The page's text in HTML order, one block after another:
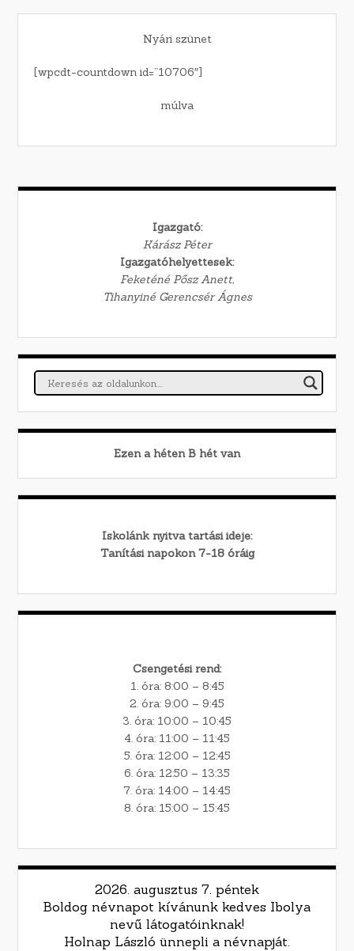
Nyári szünet
[wpcdt-countdown id=”10706″]
múlva
Igazgató:
Kárász Péter
Igazgatóhelyettesek:
Feketéné Pősz Anett,
Tihanyiné Gerencsér Ágnes
Ezen a héten B hét van
Iskolánk nyitva tartási ideje:
Tanítási napokon 7-18 óráig
Csengetési rend:
1. óra: 8:00 – 8:45
2. óra: 9:00 – 9:45
3. óra: 10:00 – 10:45
4. óra: 11:00 – 11:45
5. óra: 12:00 – 12:45
6. óra: 12:50 – 13:35
7. óra: 14:00 – 14:45
8. óra: 15:00 – 15:45
2026. augusztus 7. péntek
Boldog névnapot kívánunk kedves Ibolya
nevű látogatóinknak!
Holnap László ünnepli a névnapját.